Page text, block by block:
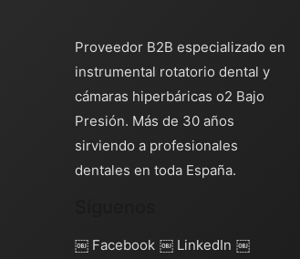
Proveedor B2B especializado en
instrumental rotatorio dental y
cámaras hiperbáricas o2 Bajo
Presión. Más de 30 años
sirviendo a profesionales
dentales en toda España.
￼ Facebook ￼ LinkedIn ￼